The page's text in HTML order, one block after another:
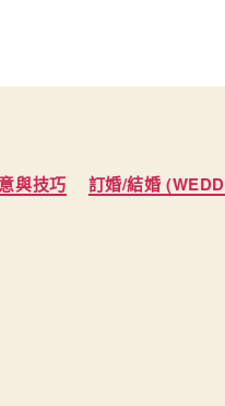
與技巧 訂婚/結婚